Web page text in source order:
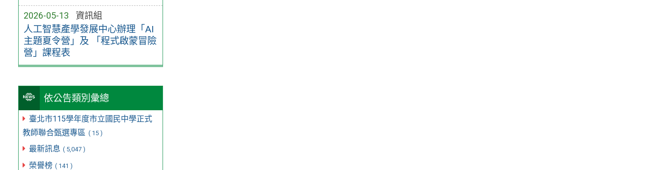
2026-05-13 資訊組
人工智慧產學發展中心辦理「AI
主題夏令營」及 「程式啟蒙冒險
營」課程表
依公告類別彙總
臺北市115學年度市立國民中學正式
教師聯合甄選專區 ( 15 )
最新訊息 ( 5,047 )
榮譽榜 ( 141 )